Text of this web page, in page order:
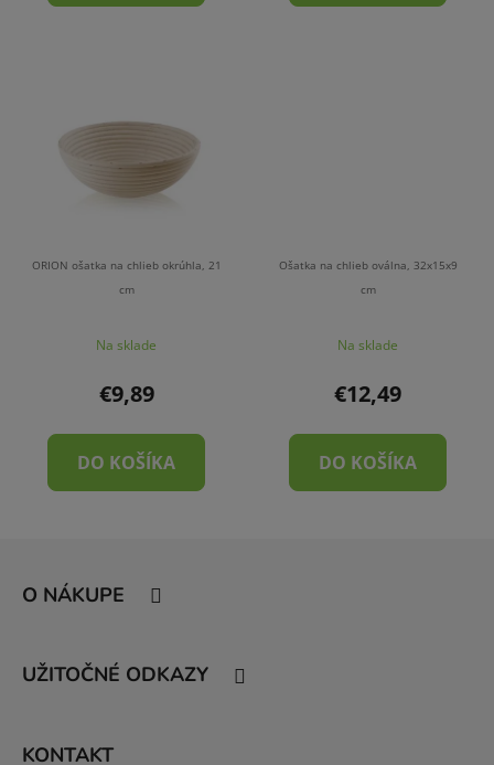
ORION ošatka na chlieb okrúhla, 21
cm
Na sklade
€9,89
DO KOŠÍKA
Ošatka na chlieb oválna, 32x15x9
cm
Na sklade
€12,49
DO KOŠÍKA
O NÁKUPE
UŽITOČNÉ ODKAZY
KONTAKT